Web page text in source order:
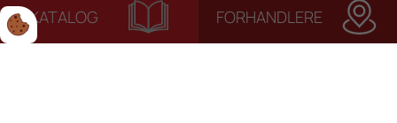
KATALOG FORHANDLERE